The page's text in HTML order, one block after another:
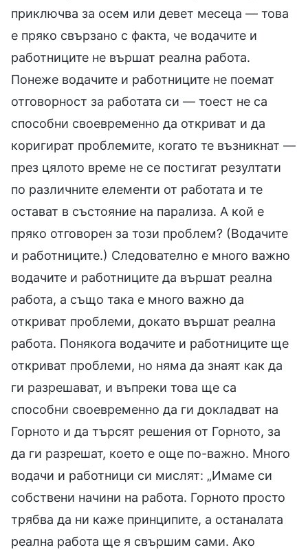
приключва за осем или девет месеца — това
е пряко свързано с факта, че водачите и
работниците не вършат реална работа.
Понеже водачите и работниците не поемат
отговорност за работата си — тоест не са
способни своевременно да откриват и да
коригират проблемите, когато те възникнат —
през цялото време не се постигат резултати
по различните елементи от работата и те
остават в състояние на парализа. А кой е
пряко отговорен за този проблем? (Водачите
и работниците.) Следователно е много важно
водачите и работниците да вършат реална
работа, а също така е много важно да
откриват проблеми, докато вършат реална
работа. Понякога водачите и работниците ще
откриват проблеми, но няма да знаят как да
ги разрешават, и въпреки това ще са
способни своевременно да ги докладват на
Горното и да търсят решения от Горното, за
да ги разрешат, което е още по-важно. Много
водачи и работници си мислят: „Имаме си
собствени начини на работа. Горното просто
трябва да ни каже принципите, а останалата
реална работа ще я свършим сами. Ако